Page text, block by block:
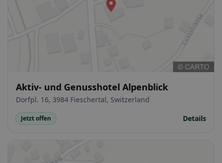
Aktiv- und Genusshotel Alpenblick
Dorfpl. 16, 3984 Fieschertal, Switzerland
Jetzt offen Details